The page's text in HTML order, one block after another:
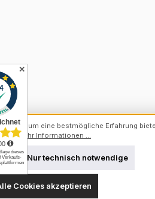
✕
um eine bestmögliche Erfahrung
Mehr Informationen ...
Nur technisch notwendige
Cookies akzeptieren